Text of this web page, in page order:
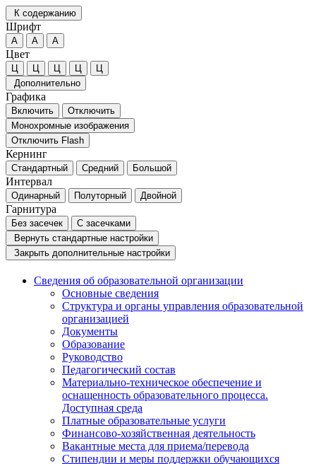
К содержанию
Шрифт
А А А
Цвет
Ц Ц Ц Ц
Ц
Дополнительно
Графика
Включить
Отключить
Монохромные изображения
Отключить Flash
Кернинг
Стандартный Средний Большой
Интервал
Одинарный Полуторный Двойной
Гарнитура
Без засечек
С засечками
Вернуть стандартные настройки
Закрыть дополнительные настройки
Сведения об образовательной организации
Основные сведения
Структура и органы управления образовательной
организацией
Документы
Образование
Руководство
Педагогический состав
Материально-техническое обеспечение и
оснащенность образовательного процесса.
Доступная среда
Платные образовательные услуги
Финансово-хозяйственная деятельность
Вакантные места для приема/перевода
Стипендии и меры поддержки обучающихся